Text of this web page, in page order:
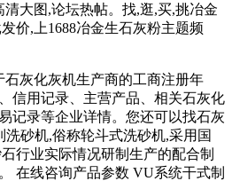
大图,论坛热帖。找,逛,买,挑冶金
价,上1688冶金生石灰粉主题频
石灰化灰机生产商的工商注册年
信用记录、主营产品、相关石灰化
记录等企业详情。您还可以找石灰
砂机,俗称轮斗式洗砂机,采用国
行业实际情况研制生产的配合制
在线咨询产品参数 VU系统干式制